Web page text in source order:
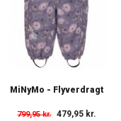
MiNyMo - Flyverdragt
799,95 kr. 479,95 kr.